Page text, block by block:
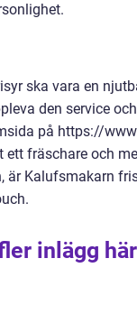
ska vara en
den service
på https://
fräschare och
Kalufsmakarn
inlägg här